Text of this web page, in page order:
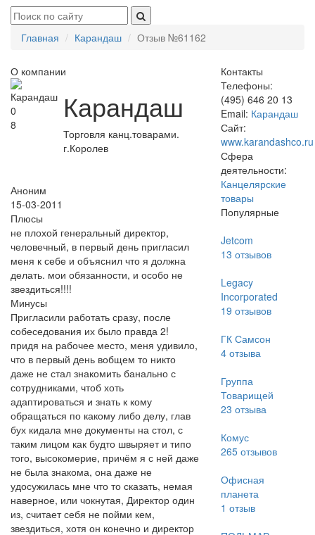
Главная Карандаш Отзыв №61162
О компании
0
8
Карандаш
Торговля канц.товарами.
г.Королев
Аноним
15-03-2011
Плюсы
не плохой генеральный директор,
человечный, в первый день пригласил
меня к себе и объяснил что я должна
делать. мои обязанности, и особо не
звездиться!!!!
Минусы
Пригласили работать сразу, после
собеседования их было правда 2!
придя на рабочее место, меня удивило,
что в первый день вобщем то никто
даже не стал знакомить банально с
сотрудниками, чтоб хоть
адаптироваться и знать к кому
обращаться по какому либо делу, глав
бух кидала мне документы на стол, с
таким лицом как будто швыряет и типо
того, высокомерие, причём я с ней даже
не была знакома, она даже не
удосужилась мне что то сказать, немая
наверное, или чокнутая, Директор один
из, считает себя не пойми кем,
звездиться, хотя он конечно и директор
Контакты
Телефоны:
(495) 646 20 13
Email: Карандаш
Сайт:
www.karandashco.ru
Сфера
деятельности:
Канцелярские
товары
Популярные
Jetcom
13 отзывов
Legacy
Incorporated
19 отзывов
ГК Самсон
4отзыва
Группа
Товарищей
23 отзыва
Комус
265отзывов
Офисная
планета
1 отзыв